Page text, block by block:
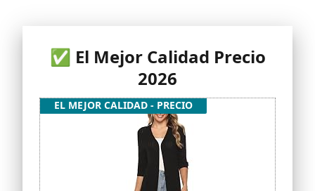
✅ El Mejor Calidad Precio
2026
EL MEJOR CALIDAD - PRECIO